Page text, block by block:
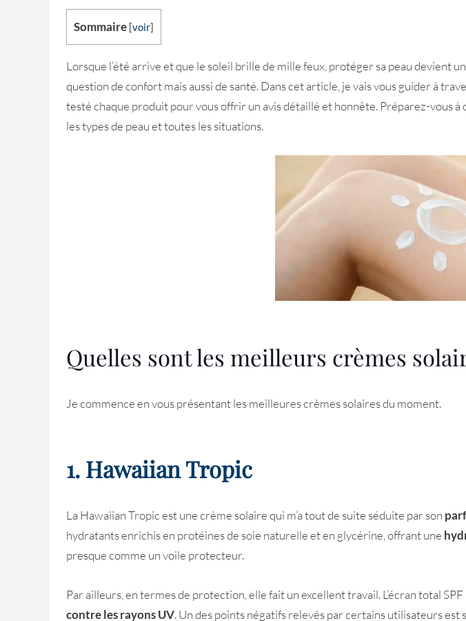
Sommaire [voir]
Lorsque l’été arrive et que le soleil brille de mille feux, protéger sa peau devient
question de confort mais aussi de santé. Dans cet article, je vais vous guider à
testé chaque produit pour vous offrir un avis détaillé et honnête. Préparez-vous
les types de peau et toutes les situations.
Quelles sont les meilleurs crèmes
Je commence en vous présentant les meilleures crèmes solaires du moment.
1. Hawaiian Tropic
La Hawaiian Tropic est une crème solaire qui m’a tout de suite séduite par son
hydratants enrichis en protéines de soie naturelle et en glycérine, offrant une
presque comme un voile protecteur.
Par ailleurs, en termes de protection, elle fait un excellent travail. L’écran total
contre les rayons UV. Un des points négatifs relevés par certains utilisateurs